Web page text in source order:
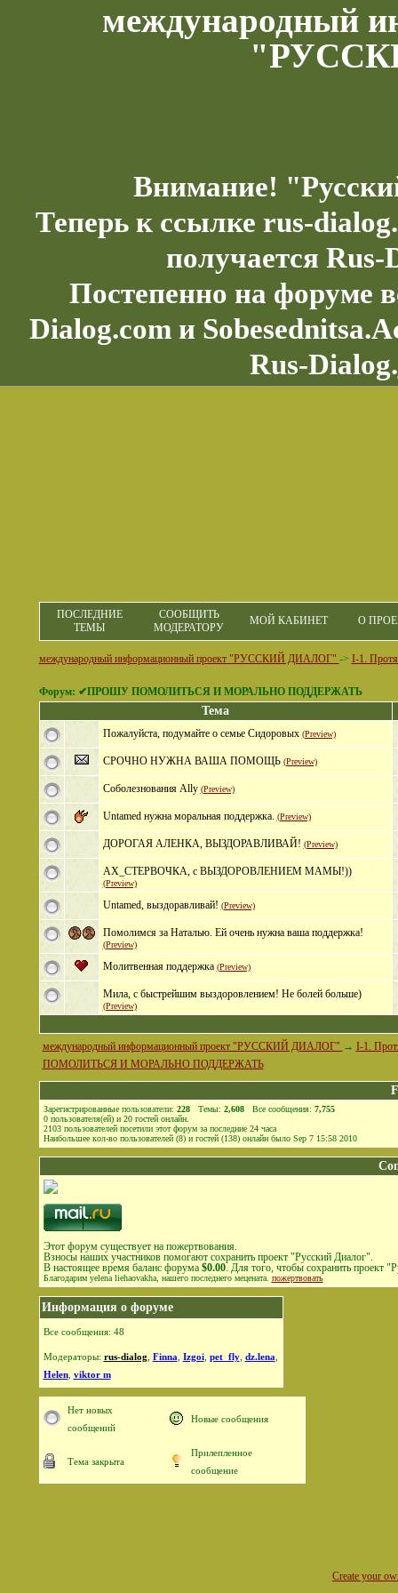
международный
Внимание!
Теперь к ссылке rus-
получается Rus-
Постепенно на форуме
Dialog.com и
Rus-Dialog.
ПОСЛЕДНИЕ
ТЕМЫ
СООБЩИТЬ
МОДЕРАТОРУ
МОЙ КАБИНЕТ О
международный информационный проект "РУССКИЙ ДИАЛОГ" -> I-1.
Форум: ✔ПРОШУ ПОМОЛИТЬСЯ И МОРАЛЬНО ПОДДЕРЖАТЬ
Тема
Пожалуйста, подумайте о семье Сидоровых (Preview)
СРОЧНО НУЖНА ВАША ПОМОЩЬ (Preview)
Соболезнования Ally (Preview)
Untamed нужна моральная поддержка. (Preview)
ДОРОГАЯ АЛЕНКА, ВЫЗДОРАВЛИВАЙ! (Preview)
АХ_СТЕРВОЧКА, с ВЫЗДОРОВЛЕНИЕМ МАМЫ!))
(Preview)
Untamed, выздоравливай! (Preview)
Помолимся за Наталью. Ей очень нужна ваша поддержка!
(Preview)
Молитвенная поддержка (Preview)
Мила, с быстрейшим выздоровлением! Не болей больше)
(Preview)
международный информационный проект "РУССКИЙ ДИАЛОГ" → I-1.
ПОМОЛИТЬСЯ И МОРАЛЬНО ПОДДЕРЖАТЬ
Зарегистрированные пользователи: 228Темы: 2,608Все сообщения: 7,755
0пользователя(ей) и 20гостей онлайн.
2103пользователей посетили этот форум за последние 24 часа
Наибольшее кол-во пользователей (8) и гостей (138) онлайн было Sep 7 15:58 2010
Этот форум существует на пожертвования.
Взносы наших участников помогают сохранить проект "Русский Диалог".
В настоящее время баланс форума $0.00. Для того, чтобы сохранить проект
Благодарим yelena liehaovakha, нашего последнего мецената. пожертвовать
Информация о форуме
Все сообщения: 48
Модераторы: rus-dialog Finna Izgoi, pet_fly, dz.lena
Helen, viktor m
Нет новых
сообщений
Новые сообщения
Тема закрыта
Прилепленное
сообщение
Create your